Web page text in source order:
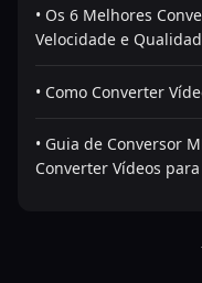
• Os 6 Melhores
Velocidade e
• Como Converter
• Guia de Conversor
Converter Vídeos